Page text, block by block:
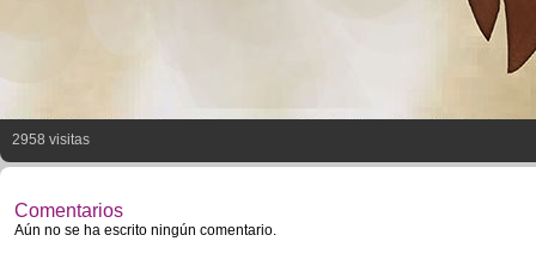
2958 visitas
Comentarios
Aún no se ha escrito ningún comentario.